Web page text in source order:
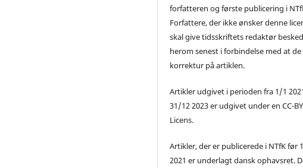
forfatteren og første publicering i
Forfattere, der ikke ønsker denne
skal give tidsskriftets redaktør besked
herom senest i forbindelse med at
korrektur på artiklen.
Artikler udgivet i perioden fra 1/1
31/12 2023 er udgivet under en CC-
Licens.
Artikler, der er publicerede i NTfK før
2021 er underlagt dansk ophavsret.